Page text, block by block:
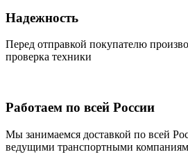
Надежность
Перед отправкой покупателю
проверка техники
Работаем по всей России
Мы занимаемся доставкой по всей
ведущими транспортными